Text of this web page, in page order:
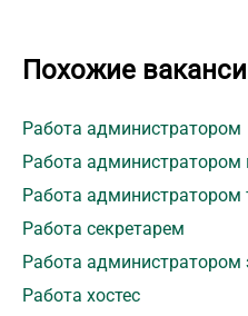
Похожие
Работа администратором
Работа администратором
Работа администратором
Работа секретарем
Работа администратором
Работа хостес